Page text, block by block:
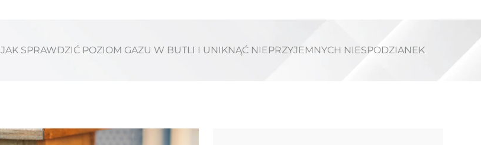
JAK SPRAWDZIĆ POZIOM GAZU W BUTLI I UNIKNĄĆ NIEPRZYJEMNYCH NIESPODZIANEK